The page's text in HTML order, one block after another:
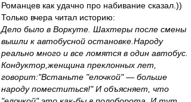
Романцев как удачно про набивание сказал.))
Только вчера читал историю:
Дело было в Воркуте. Шахтеры после смены
вышли к автобусной остановке.Народу
реально много и все ломятся в один автобус.
Кондуктор,женщина преклонных лет,
говорит:"Встаньте "елочкой" — больше
народу поместиться!" И объясняет, что